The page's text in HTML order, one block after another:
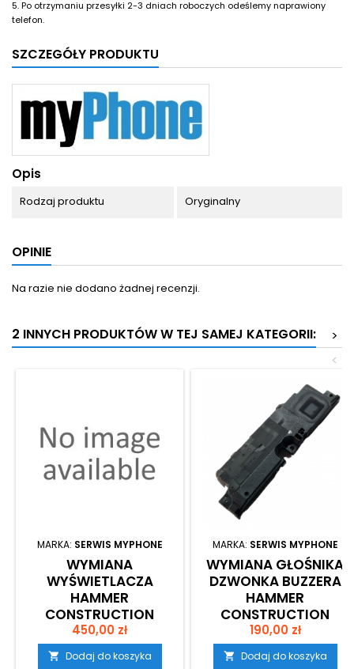
5. Po otrzymaniu przesyłki 2-3 dniach roboczych odeślemy naprawiony
telefon.
SZCZEGÓŁY PRODUKTU
Opis
Rodzaj produktu Oryginalny
OPINIE
Na razie nie dodano żadnej recenzji.
2 INNYCH PRODUKTÓW W TEJ SAMEJ KATEGORII:
>
<
MARKA: SERWIS MYPHONE
WYMIANA
WYŚWIETLACZA
HAMMER
CONSTRUCTION
Cena
450,00 zł
 Dodaj do koszyka
MARKA: SERWIS MYPHONE
WYMIANA GŁOŚNIKA
DZWONKA BUZZERA
HAMMER
CONSTRUCTION
Cena
190,00 zł
 Dodaj do koszyka